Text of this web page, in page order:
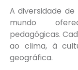
A diversidade
mundo
pedagógicas.
ao clima, à
geográfica.